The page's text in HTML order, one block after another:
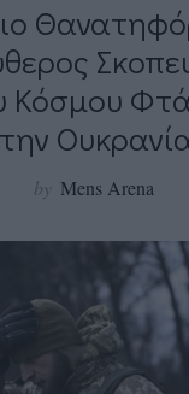
Κόσμου
by Mens Arena